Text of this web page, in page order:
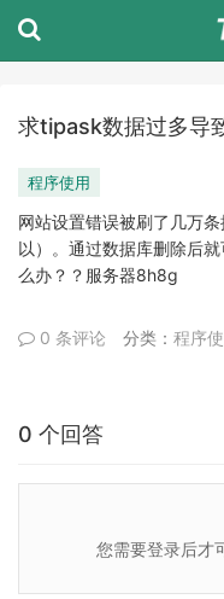
求tipask数据过多导
程序使用
网站设置错误被刷了几万
以）。通过数据库删除后
么办？？服务器8h8g
0 条评论 分类： 程序
0 个回答
您需要登录后才